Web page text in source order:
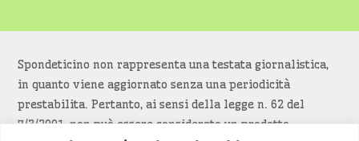
Spondeticino non rappresenta una testata giornalistica,
in quanto viene aggiornato senza una periodicità
prestabilita. Pertanto, ai sensi della legge n. 62 del
7/3/2001, non può essere considerato un prodotto